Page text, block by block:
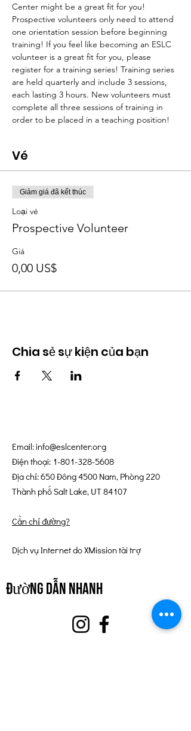
Center might be a great fit for you!
Prospective volunteers only need to attend
one orientation session before beginning
training! If you feel like becoming an ESLC
volunteer is a great fit for you, please
register for a training series! Training series
are held quarterly and include 3 sessions,
each lasting 3 hours. New volunteers must
complete all three sessions of training in
order to be placed in a teaching position!
Vé
Giảm giá đã kết thúc
Loại vé
Prospective Volunteer
Giá
0,00 US$
Chia sẻ sự kiện của bạn
Email:info@eslcenter.org
Điện thoại: 1-801-328-5608
Địa chỉ: 650 Đông 4500 Nam, Phòng 220
Thành phố Salt Lake, UT 84107
Cần chỉ đường?
Dịch vụ Internet do XMission tài trợ
đường dẫn nhanh